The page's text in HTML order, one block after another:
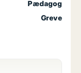
Pædagog
Greve